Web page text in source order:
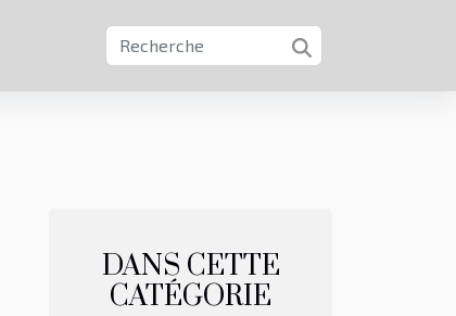
DANS CETTE
CATÉGORIE